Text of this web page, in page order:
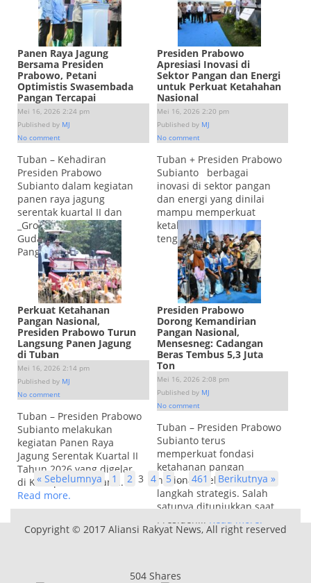
Panen Raya Jagung
Bersama Presiden
Prabowo, Petani
Optimistis Swasembada
Pangan Tercapai
Mei 16, 2026 2:24 pm
Published by MJ
No comment
Tuban – Kehadiran
Presiden Prabowo
Subianto dalam kegiatan
panen raya jagung
serentak kuartal II dan
_Groundbreaking_ 10
Gudang Ketahanan
Pangan...Read more.
Presiden Prabowo
Apresiasi Inovasi di
Sektor Pangan dan Energi
untuk Perkuat Ketahahan
Nasional
Mei 16, 2026 2:20 pm
Published by MJ
No comment
Tuban + Presiden Prabowo
Subianto berbagai
inovasi di sektor pangan
dan energi yang dinilai
mampu memperkuat
ketahanan nasional di
tengah...Read more.
Perkuat Ketahanan
Pangan Nasional,
Presiden Prabowo Turun
Langsung Panen Jagung
di Tuban
Mei 16, 2026 2:14 pm
Published by MJ
No comment
Tuban – Presiden Prabowo
Subianto melakukan
kegiatan Panen Raya
Jagung Serentak Kuartal II
Tahun 2026 yang digelar
di Kabupaten Tuban,...
Read more.
Presiden Prabowo
Dorong Kemandirian
Pangan Nasional,
Mensesneg: Cadangan
Beras Tembus 5,3 Juta
Ton
Mei 16, 2026 2:08 pm
Published by MJ
No comment
Tuban – Presiden Prabowo
Subianto terus
memperkuat fondasi
ketahanan pangan
nasional melalui berbagai
langkah strategis. Salah
satunya ditunjukkan saat
Presiden... Read more.
« Sebelumnya 1 2 3 4 5 … 461 Berikutnya »
Copyright © 2017 Aliansi Rakyat News, All right reserved
504 Shares